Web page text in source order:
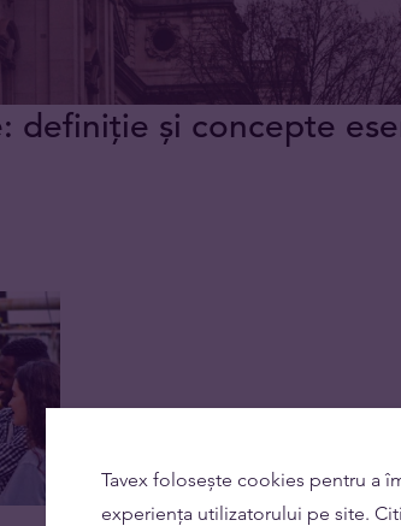
definiție și concepte
Tavex folosește cookies pentru a
experiența utilizatorului pe site.